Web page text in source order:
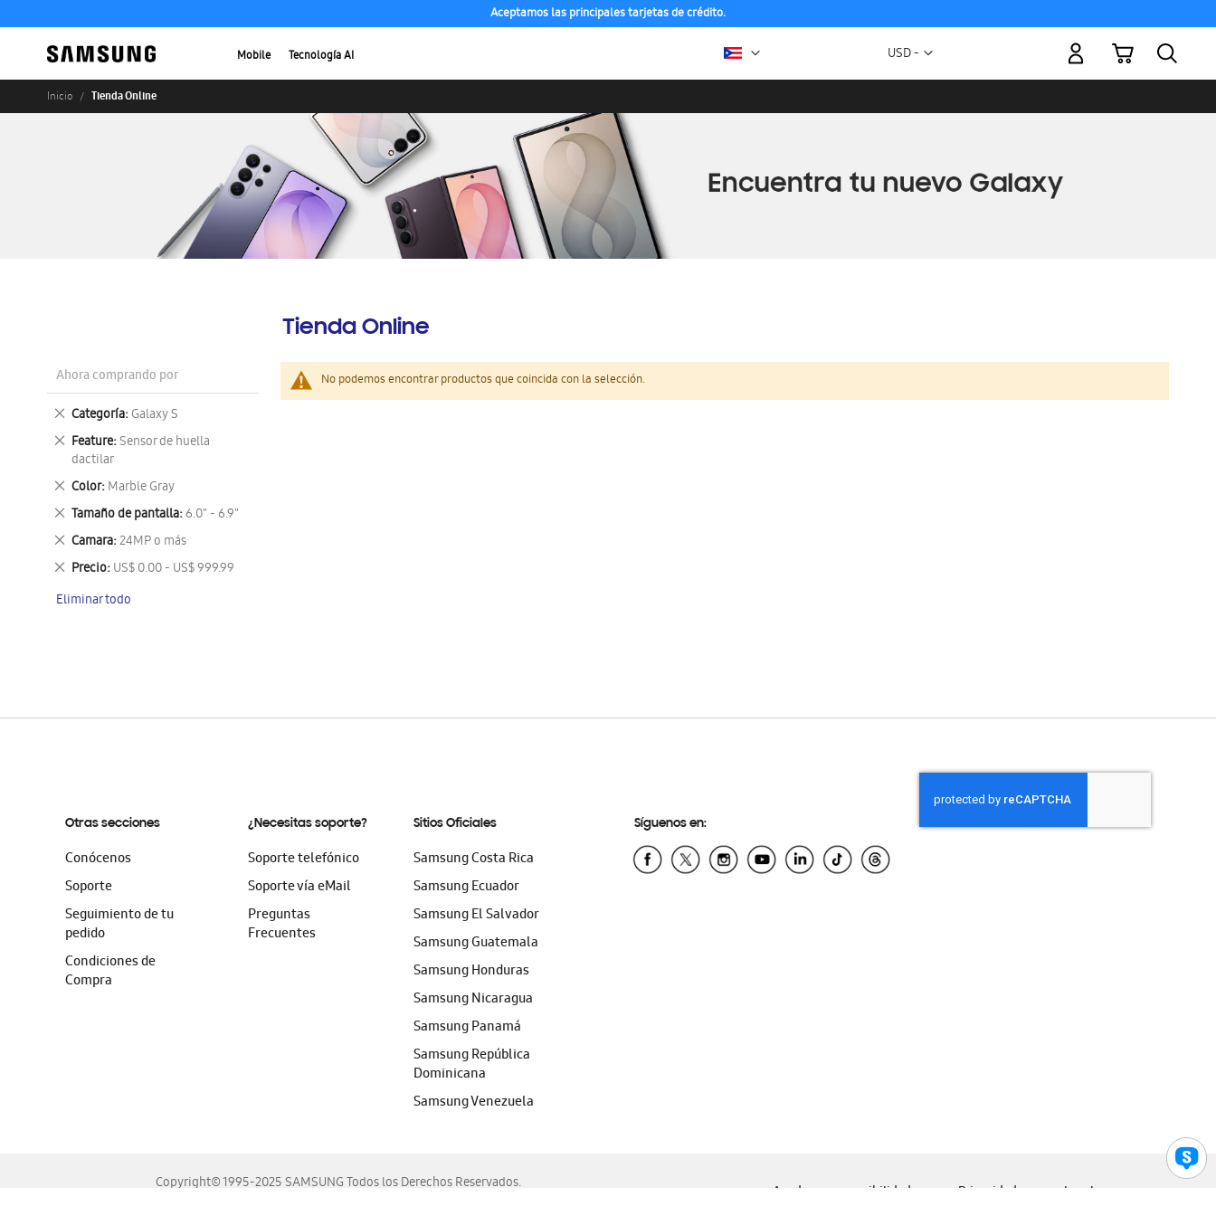
Aceptamos las principales tarjetas de crédito.
Mobile Tecnología AI Moneda
USD -
Mi carrito
Inicio Tienda Online
Tienda Online
No podemos encontrar productos que coincida con la selección.
Ahora comprando por
Categoría Galaxy S
Eliminar
este
artículo
Feature Sensor de huella
dactilar
Eliminar
este
artículo
Color Marble Gray
Eliminar
este
artículo
Tamaño de pantalla 6.0" - 6.9"
Eliminar
este
artículo
Camara 24MP o más
Eliminar
este
artículo
Precio US$ 0.00 - US$ 999.99
Eliminar
artículo
Eliminar todo
Otras secciones
Conócenos
Soporte
Seguimiento de tu
pedido
Condiciones de
Compra
¿Necesitas soporte?
Soporte telefónico
Soporte vía eMail
Preguntas
Frecuentes
Sitios Oficiales
Samsung Costa Rica
Samsung Ecuador
Samsung El Salvador
Samsung Guatemala
Samsung Honduras
Samsung Nicaragua
Samsung Panamá
Samsung República
Dominicana
Samsung Venezuela
Síguenos en:
Copyright© 1995-2025 SAMSUNG Todos los Derechos Reservados.
Ayuda para accesibilidad Privacidad Legal